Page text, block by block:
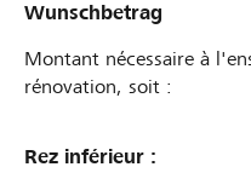
Wunschbetrag
Montant nécessaire à
rénovation, soit :
Rez inférieur :